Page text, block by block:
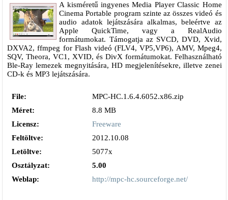
A kisméretű ingyenes Media Player Classic Home
Cinema Portable program szinte az összes videó és
audio adatok lejátszására alkalmas, beleértve az
Apple QuickTime, vagy a RealAudio
formátumokat. Támogatja az SVCD, DVD, Xvid,
DXVA2, ffmpeg for Flash videó (FLV4, VP5,VP6), AMV, Mpeg4,
SQV, Theora, VC1, XVID, és DivX formátumokat. Felhasználható
Ble-Ray lemezek megnyitására, HD megjelenítésekre, illetve zenei
CD-k és MP3 lejátszására.
File:
MPC-HC.1.6.4.6052.x86.zip
Méret:
8.8 MB
Licensz:
Freeware
Feltöltve:
2012.10.08
Letöltve:
5077x
Osztályzat:
5.00
Weblap:
http://mpc-hc.sourceforge.net/